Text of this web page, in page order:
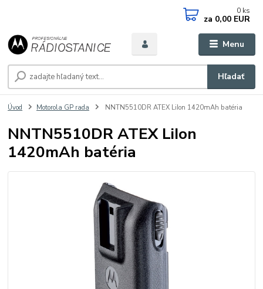
Menu
Hľadať
0 ks
za 0,00 EUR
Úvod Motorola GP rada NNTN5510DR ATEX LiIon 1420mAh batéria
NNTN5510DR ATEX LiIon
1420mAh batéria